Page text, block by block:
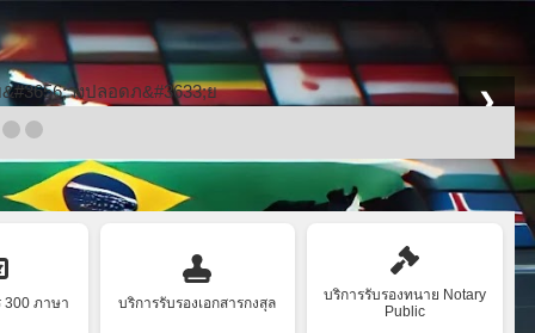
❯
300 ภาษา บริการรับรองเอกสารกงสุล
บริการรับรองทนาย Notary
Public